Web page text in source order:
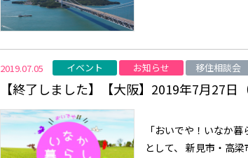
2019.07.05 イベント お知らせ 移住相談会
【終了しました】【大阪】2019年7月27
「おいでや！いなか
として、 新見市・高